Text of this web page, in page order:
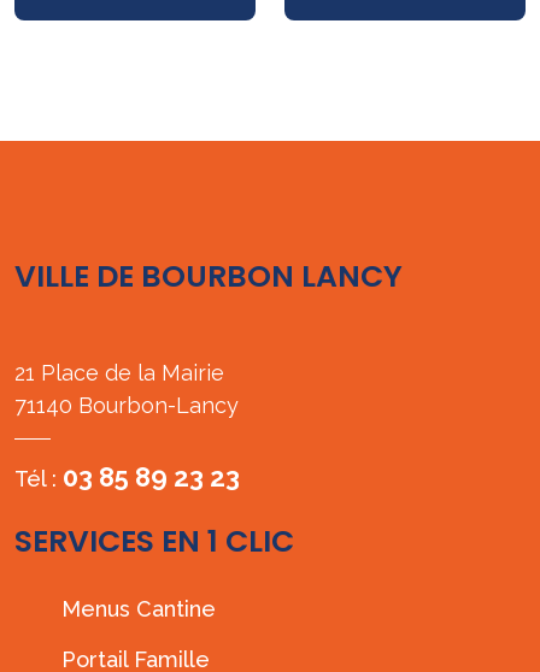
VILLE DE BOURBON LANCY
21 Place de la Mairie
71140 Bourbon-Lancy
Tél : 03 85 89 23 23
SERVICES EN 1 CLIC
Menus Cantine
Portail Famille